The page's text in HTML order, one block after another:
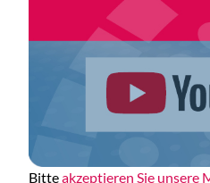
Bitteakzeptieren Sie unsere